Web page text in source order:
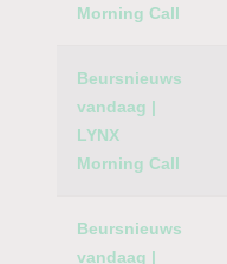
Morning Call
Beursnieuws
vandaag |
LYNX
Morning Call
Beursnieuws
vandaag |